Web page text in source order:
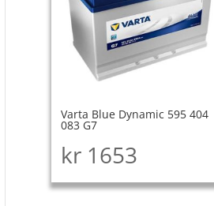
Varta Blue Dynamic 595 404
083 G7
kr1653